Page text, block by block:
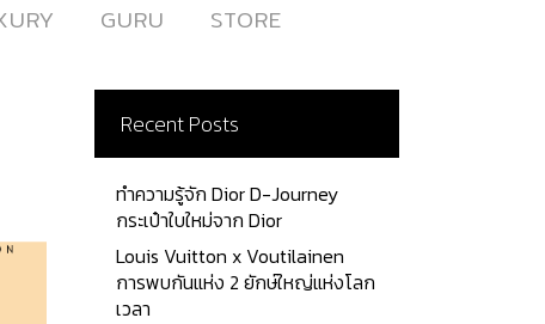
GURU
GURU STORE
STORE
Recent Posts
ทำความรู้จัก Dior D-Journey
กระเป๋าใบใหม่จาก Dior
Louis Vuitton x Voutilainen
การพบกันแห่ง 2 ยักษ์ใหญ่แห่งโลก
เวลา